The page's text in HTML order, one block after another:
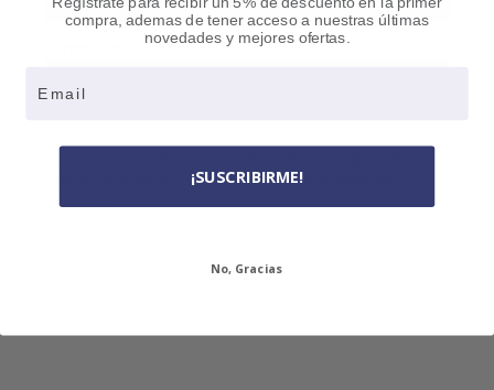
Correo electrónico*
este navegador para la próxima vez que haga un
comentario.
compra, ademas de tener acceso a nuestras últimas
novedades y mejores ofertas.
¡SUSCRIBIRME!
No, Gracias